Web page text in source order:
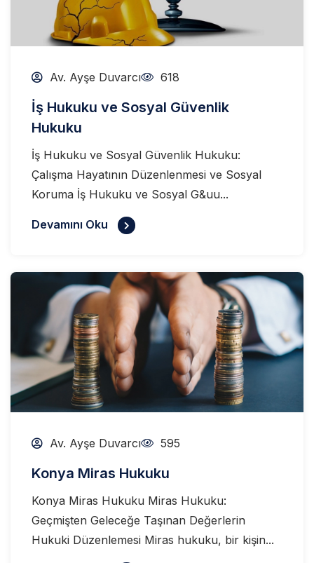
Av. Ayşe Duvarcı 618
İş Hukuku ve Sosyal Güvenlik
Hukuku
İş Hukuku ve Sosyal Güvenlik Hukuku:
Çalışma Hayatının Düzenlenmesi ve Sosyal
Koruma İş Hukuku ve Sosyal G&uu...
Devamını Oku
Av. Ayşe Duvarcı 595
Konya Miras Hukuku
Konya Miras Hukuku Miras Hukuku:
Geçmişten Geleceğe Taşınan Değerlerin
Hukuki Düzenlemesi Miras hukuku, bir kişin...